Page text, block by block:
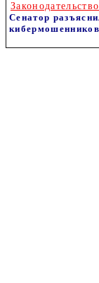
Законодательство
Сенатор
кибермошенников